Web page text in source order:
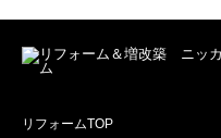
リフォームTOP